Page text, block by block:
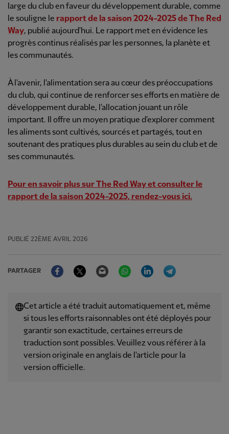
large du club en faveur du développement durable, comme
le souligne le rapport de la saison 2024-2025 de The Red
Way, publié aujourd'hui. Le rapport met en évidence les
progrès continus réalisés par les personnes, la planète et
les communautés.
À l'avenir, l'alimentation sera au cœur des préoccupations
du club, qui continue de renforcer ses efforts en matière de
développement durable, l'allocation jouant un rôle
important. Il offre un moyen pratique d'explorer comment
les aliments sont cultivés, sourcés et partagés, tout en
soutenant des pratiques plus durables au sein du club et de
ses communautés.
Pour en savoir plus sur The Red Way et consulter le
rapport de la saison 2024-2025, rendez-vous ici.
PUBLIÉ 22ÈME AVRIL 2026
PARTAGER
FacebookTwitter Email WhatsAppLinkedIn
Cet article a été traduit automatiquement et, même
si tous les efforts raisonnables ont été déployés pour
garantir son exactitude, certaines erreurs de
traduction sont possibles. Veuillez vous référer à la
version originale en anglais de l'article pour la
version officielle.